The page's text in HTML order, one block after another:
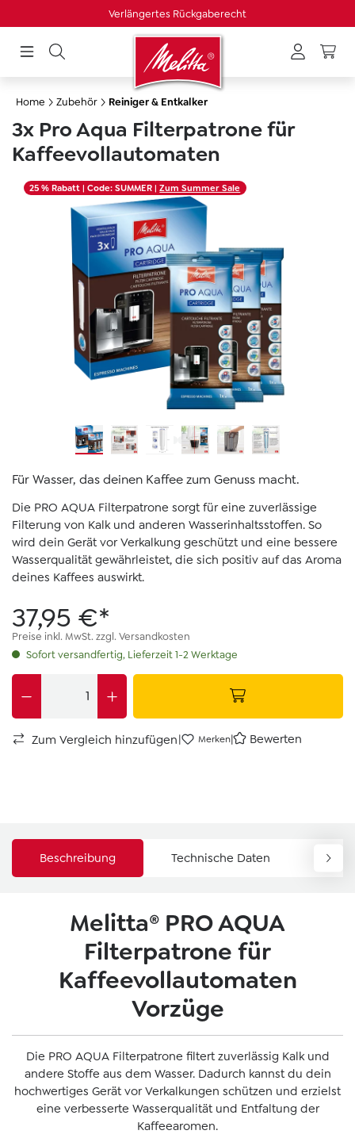
Verlängertes Rückgaberecht
Home Zubehör Reiniger & Entkalker
3x Pro Aqua Filterpatrone für
Kaffeevollautomaten
Bildergalerie überspringen
25 % Rabatt | Code: SUMMER |Zum Summer Sale
Für Wasser, das deinen Kaffee zum Genuss macht.
Die PRO AQUA Filterpatrone sorgt für eine zuverlässige
Filterung von Kalk und anderen Wasserinhaltsstoffen. So
wird dein Gerät vor Verkalkung geschützt und eine bessere
Wasserqualität gewährleistet, die sich positiv auf das Aroma
deines Kaffees auswirkt.
37,95 €*
Preise inkl. MwSt. zzgl. Versandkosten
Sofort versandfertig, Lieferzeit 1-2 Werktage
Zum Vergleich hinzufügen| Merken| Bewerten
Beschreibung Technische Daten
Melitta® PRO AQUA
Filterpatrone für
Kaffeevollautomaten
Vorzüge
Die PRO AQUA Filterpatrone filtert zuverlässig Kalk und
andere Stoffe aus dem Wasser. Dadurch kannst du dein
hochwertiges Gerät vor Verkalkungen schützen und erzielst
eine verbesserte Wasserqualität und Entfaltung der
Kaffeearomen.